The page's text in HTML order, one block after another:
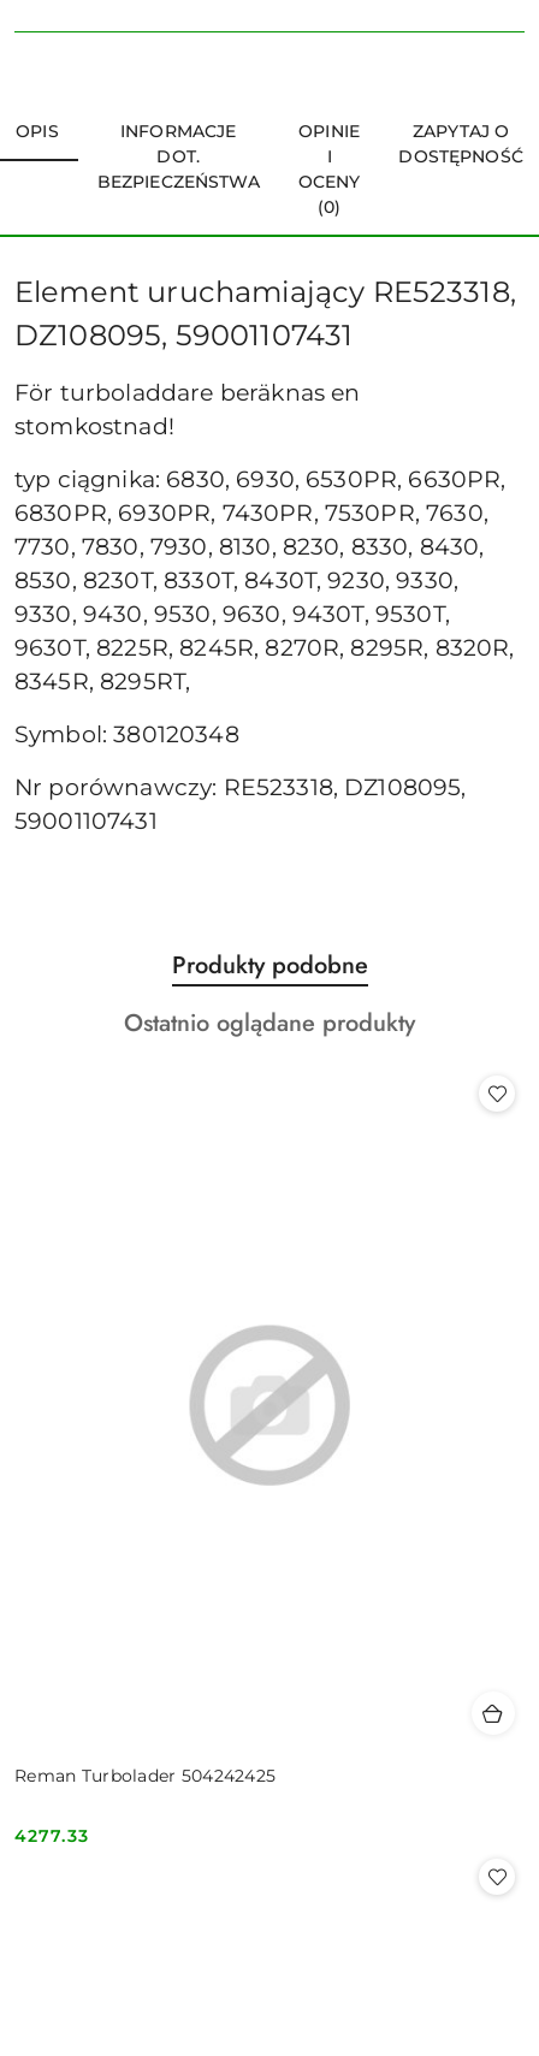
OPIS
INFORMACJE
DOT.
BEZPIECZEŃSTWA
OPINIE
I
OCENY
(0)
ZAPYTAJ O
DOSTĘPNOŚĆ
Element uruchamiający RE523318,
DZ108095, 59001107431
För turboladdare beräknas en
stomkostnad!
typ ciągnika: 6830, 6930, 6530PR, 6630PR,
6830PR, 6930PR, 7430PR, 7530PR, 7630,
7730, 7830, 7930, 8130, 8230, 8330, 8430,
8530, 8230T, 8330T, 8430T, 9230, 9330,
9330, 9430, 9530, 9630, 9430T, 9530T,
9630T, 8225R, 8245R, 8270R, 8295R, 8320R,
8345R, 8295RT,
Symbol: 380120348
Nr porównawczy: RE523318, DZ108095,
59001107431
Pomiń karuzelę produktów
Produkty
o
statusie:
Produkty podobne
Produkty
Ostatnio oglądane produkty
Reman Turbolader 504242425
Cena:
4277.33